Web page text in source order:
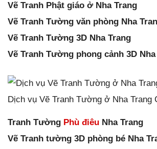
Vẽ Tranh Phật giáo ở Nha Trang
Vẽ Tranh Tường văn phòng Nha
Vẽ Tranh Tường 3D Nha Trang
Vẽ Tranh Tường phong cảnh 3D
Dịch vụ Vẽ Tranh Tường ở Nha Trang
Tranh Tường Phù điêu Nha Trang
Vẽ Tranh tường 3D phòng bé Nha